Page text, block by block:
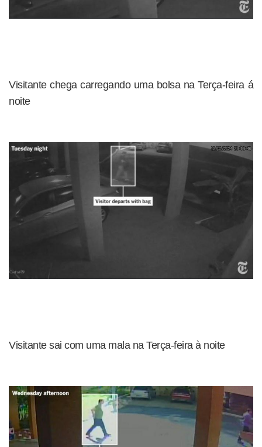
Visitante chega carregando uma bolsa na Terça-feira á
noite
Visitante sai com uma mala na Terça-feira à noite